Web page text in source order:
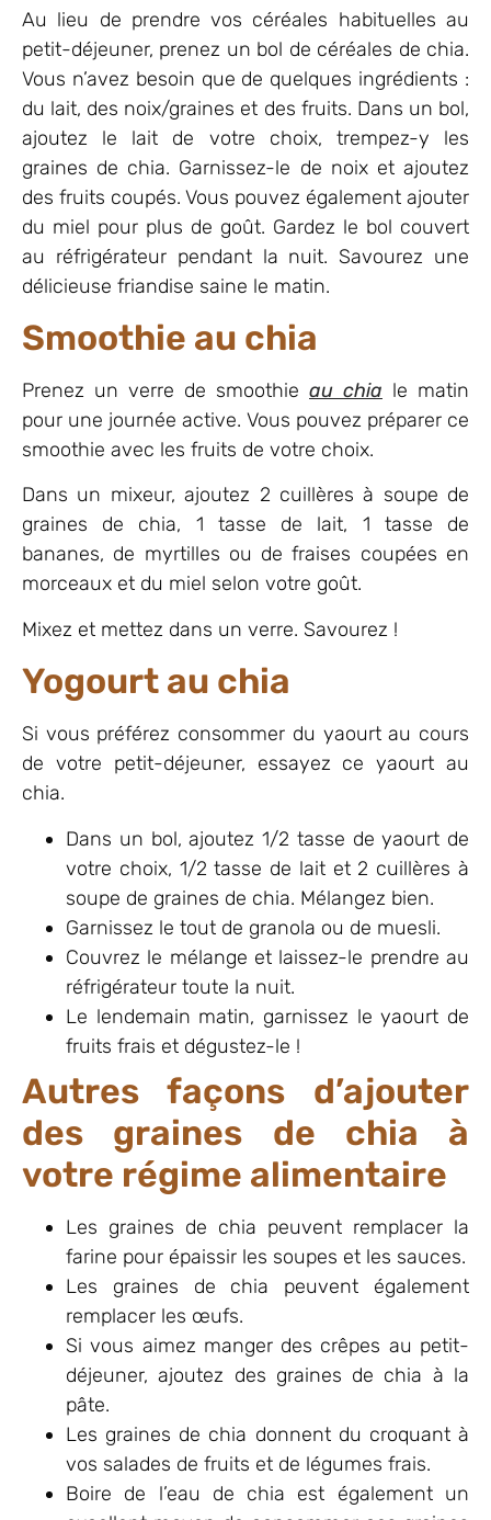
Au lieu de prendre vos céréales habituelles au
petit-déjeuner, prenez un bol de céréales de chia.
Vous n’avez besoin que de quelques ingrédients :
du lait, des noix/graines et des fruits. Dans un bol,
ajoutez le lait de votre choix, trempez-y les
graines de chia. Garnissez-le de noix et ajoutez
des fruits coupés. Vous pouvez également ajouter
du miel pour plus de goût. Gardez le bol couvert
au réfrigérateur pendant la nuit. Savourez une
délicieuse friandise saine le matin.
Smoothie au chia
Prenez un verre de smoothie au chia le matin
pour une journée active. Vous pouvez préparer ce
smoothie avec les fruits de votre choix.
Dans un mixeur, ajoutez 2 cuillères à soupe de
graines de chia, 1 tasse de lait, 1 tasse de
bananes, de myrtilles ou de fraises coupées en
morceaux et du miel selon votre goût.
Mixez et mettez dans un verre. Savourez !
Yogourt au chia
Si vous préférez consommer du yaourt au cours
de votre petit-déjeuner, essayez ce yaourt au
chia.
Dans un bol, ajoutez 1/2 tasse de yaourt de
votre choix, 1/2 tasse de lait et 2 cuillères à
soupe de graines de chia. Mélangez bien.
Garnissez le tout de granola ou de muesli.
Couvrez le mélange et laissez-le prendre au
réfrigérateur toute la nuit.
Le lendemain matin, garnissez le yaourt de
fruits frais et dégustez-le !
Autres façons d’ajouter
des graines de chia à
votre régime alimentaire
Les graines de chia peuvent remplacer la
farine pour épaissir les soupes et les sauces.
Les graines de chia peuvent également
remplacer les œufs.
Si vous aimez manger des crêpes au petit-
déjeuner, ajoutez des graines de chia à la
pâte.
Les graines de chia donnent du croquant à
vos salades de fruits et de légumes frais.
Boire de l’eau de chia est également un